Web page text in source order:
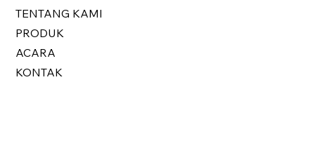
TENTANG KAMI
PRODUK
ACARA
KONTAK